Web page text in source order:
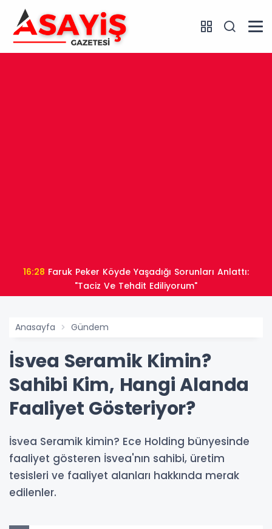
16:28
"Taciz Ve Tehdit Ediliyorum"
Anasayfa Gündem
İsvea Seramik Kimin?
Sahibi Kim, Hangi Alanda
Faaliyet Gösteriyor?
İsvea Seramik kimin? Ece Holding bünyesinde
faaliyet gösteren İsvea'nın sahibi, üretim
tesisleri ve faaliyet alanları hakkında merak
edilenler.